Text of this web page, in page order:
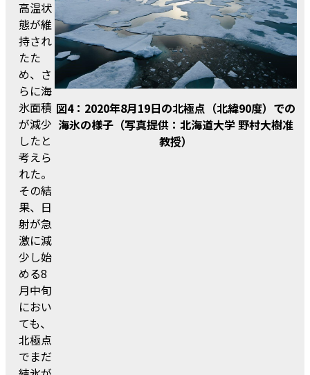
高温状
態が維
持され
たた
め、さ
らに海
氷面積
が減少
したと
考えら
れた。
その結
果、日
射が急
激に減
少し始
める8
月中旬
におい
ても、
北極点
でまだ
図4：2020年8月19日の北極点（北緯90度）での
海氷の様子（写真提供：北海道大学 野村大樹准
教授）